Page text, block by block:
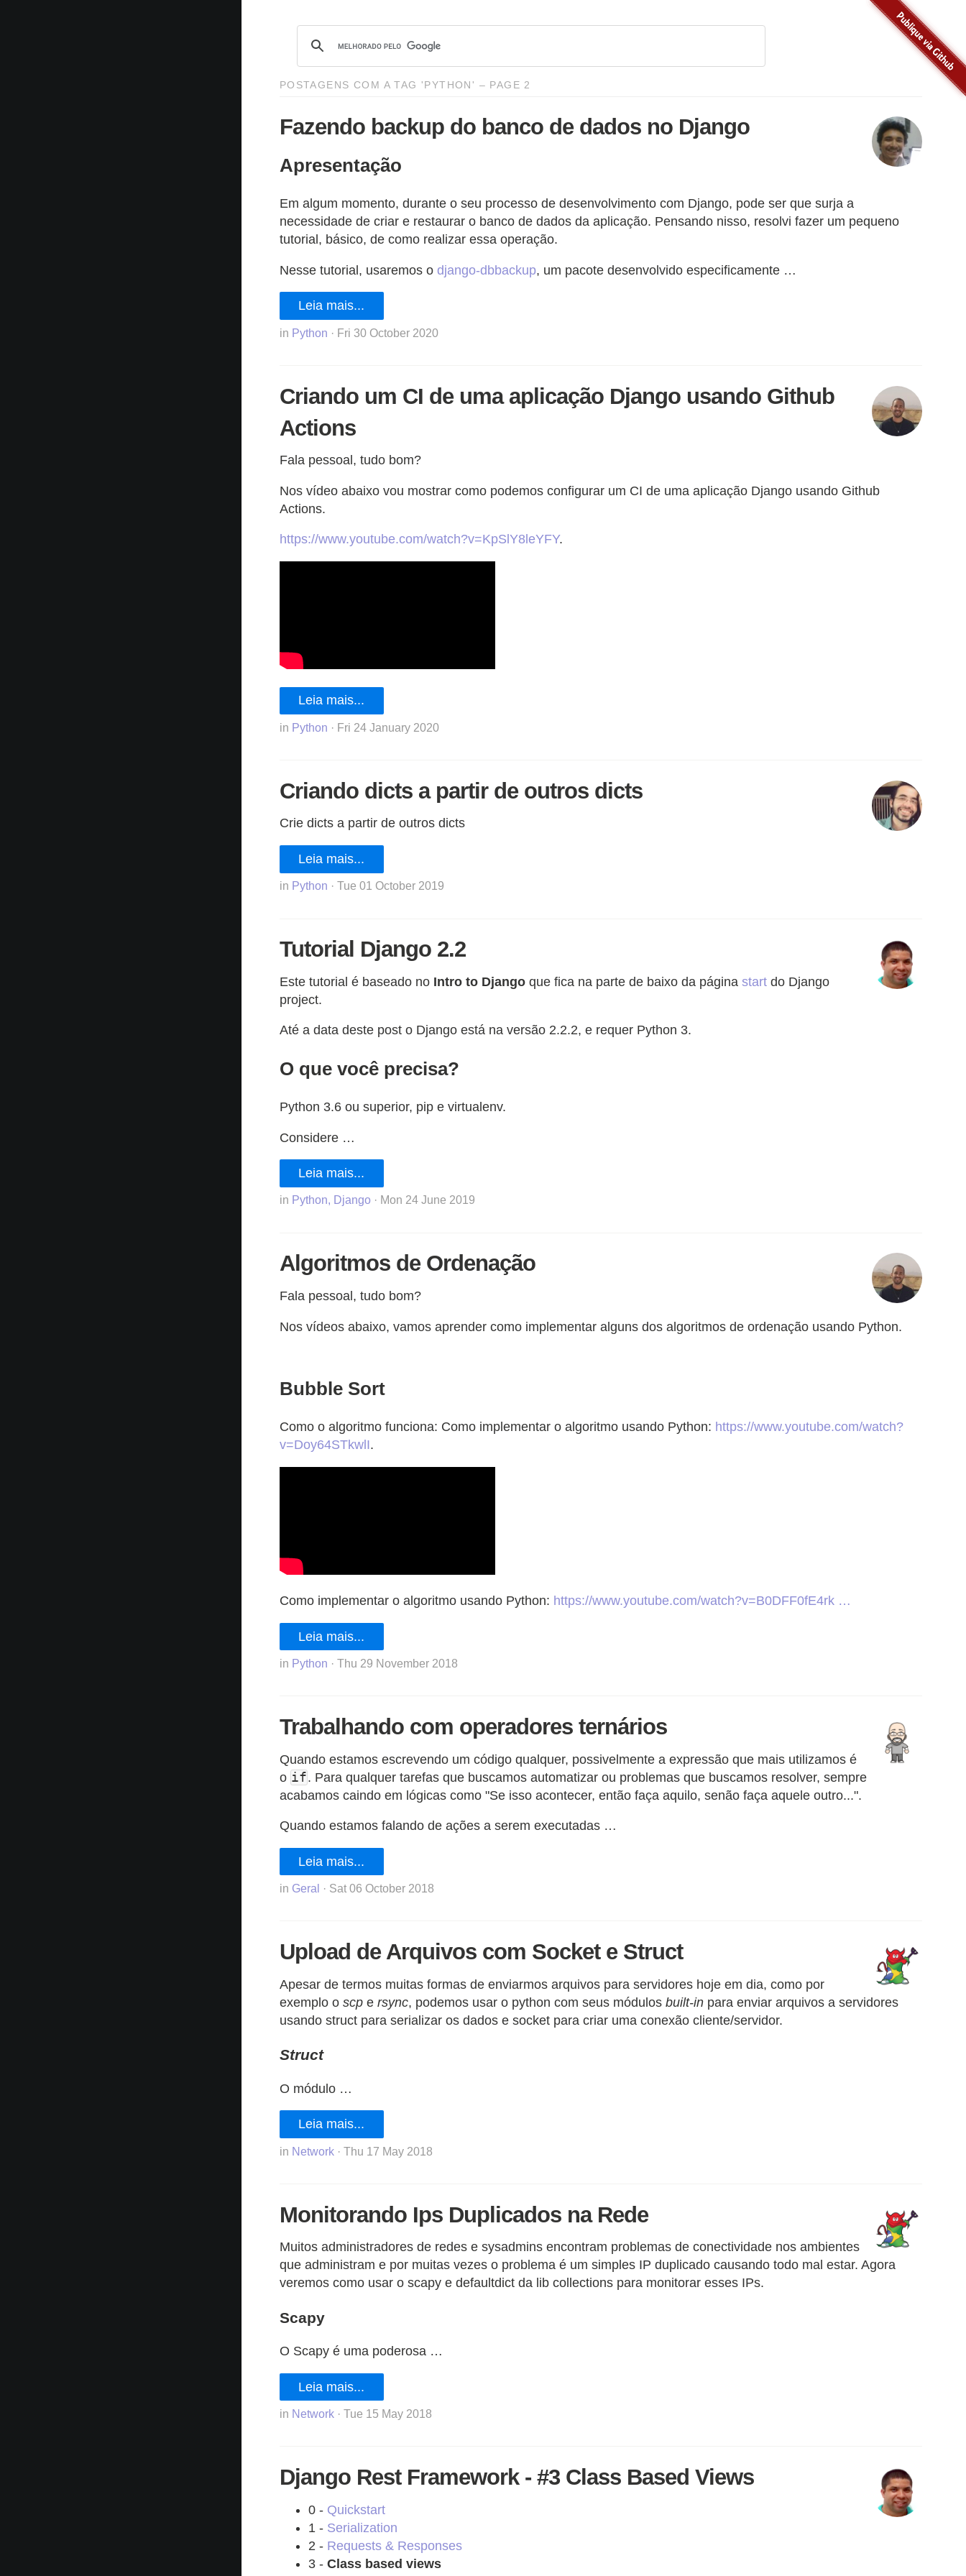
POSTAGENS COM A TAG 'PYTHON' – PAGE 2
Fazendo backup do banco de dados no Django
Apresentação
Em algum momento, durante o seu processo de desenvolvimento com Django, pode ser que surja a
necessidade de criar e restaurar o banco de dados da aplicação. Pensando nisso, resolvi fazer um pequeno
tutorial, básico, de como realizar essa operação.
Nesse tutorial, usaremos o django-dbbackup, um pacote desenvolvido especificamente …
Leia mais...
in Python · Fri 30 October 2020
Criando um CI de uma aplicação Django usando Github
Actions
Fala pessoal, tudo bom?
Nos vídeo abaixo vou mostrar como podemos configurar um CI de uma aplicação Django usando Github
Actions.
https://www.youtube.com/watch?v=KpSlY8leYFY.
Leia mais...
in Python · Fri 24 January 2020
Criando dicts a partir de outros dicts
Crie dicts a partir de outros dicts
Leia mais...
in Python · Tue 01 October 2019
Tutorial Django 2.2
Este tutorial é baseado no Intro to Djangoque fica na parte de baixo da página startdo Django
project.
Até a data deste post o Django está na versão 2.2.2, e requer Python 3.
O que você precisa?
Python 3.6 ou superior, pip e virtualenv.
Considere …
Leia mais...
in Python, Django· Mon 24 June 2019
Algoritmos de Ordenação
Fala pessoal, tudo bom?
Nos vídeos abaixo, vamos aprender como implementar alguns dos algoritmos de ordenação usando Python.
Bubble Sort
Como o algoritmo funciona: Como implementar o algoritmo usando Python: https://www.youtube.com/watch?
v=Doy64STkwlI.
Como implementar o algoritmo usando Python: https://www.youtube.com/watch?v=B0DFF0fE4rk …
Leia mais...
in Python · Thu 29 November 2018
Trabalhando com operadores ternários
Quando estamos escrevendo um código qualquer, possivelmente a expressão que mais utilizamos é
o if. Para qualquer tarefas que buscamos automatizar ou problemas que buscamos resolver, sempre
acabamos caindo em lógicas como "Se isso acontecer, então faça aquilo, senão faça aquele outro...".
Quando estamos falando de ações a serem executadas …
Leia mais...
in Geral · Sat 06 October 2018
Upload de Arquivos com Socket e Struct
Apesar de termos muitas formas de enviarmos arquivos para servidores hoje em dia, como por
exemplo o scpe rsync, podemos usar o python com seus módulos built-inpara enviar arquivos a servidores
usando struct para serializar os dados e socket para criar uma conexão cliente/servidor.
Struct
O módulo …
Leia mais...
in Network· Thu 17 May 2018
Monitorando Ips Duplicados na Rede
Muitos administradores de redes e sysadmins encontram problemas de conectividade nos ambientes
que administram e por muitas vezes o problema é um simples IP duplicado causando todo mal estar. Agora
veremos como usar o scapy e defaultdict da lib collections para monitorar esses IPs.
Scapy
O Scapy é uma poderosa …
Leia mais...
in Network· Tue 15 May 2018
Django Rest Framework - #3 Class Based Views
0 - Quickstart
1 - Serialization
2 - Requests & Responses
3 - Class based views